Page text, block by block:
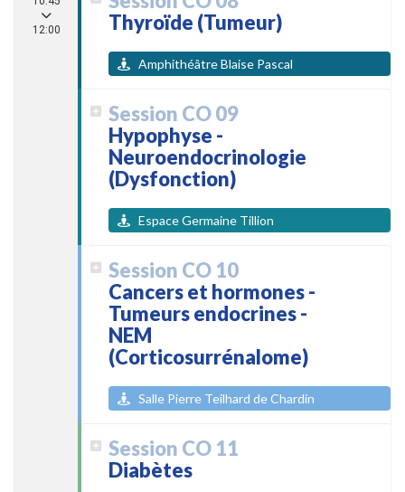
12:00
Thyroïde (Tumeur)
Amphithéâtre Blaise Pascal
Session CO 09
Hypophyse -
Neuroendocrinologie
(Dysfonction)
Espace Germaine Tillion
Session CO 10
Cancers et hormones -
Tumeurs endocrines -
NEM
(Corticosurrénalome)
Salle Pierre Teilhard de Chardin
Session CO 11
Diabètes